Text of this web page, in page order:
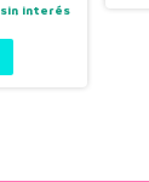
sin interés